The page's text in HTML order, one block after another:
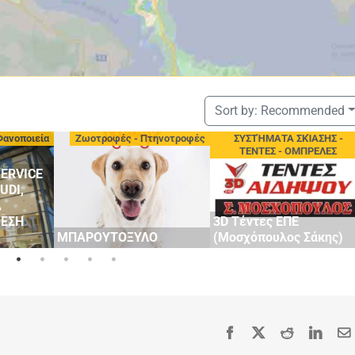
Sort by: Recommended
Ζωοτροφές - Πτηνοτροφές
ΜΠΑΡΟΥΤΟΞΥΛΟ
ΣΥΣΤΉΜΑΤΑ ΣΚΊΑΣΗΣ -
ΤΕΝΤΕΣ - ΟΜΠΡΕΛΕΣ
3D Τέντες ΕΠΕ
(Μοσχόπουλος Σάκης)
Facebook Reddit